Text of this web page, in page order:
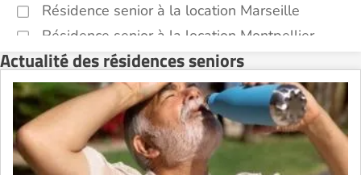
Résidence senior à la location Marseille
Résidence senior à la location Montpellier
Résidence senior à la location Montélimar
Résidence senior à la location Nantes
Résidence senior à la location Nîmes
Résidence senior à la location Orléans
Résidence senior à la location Perpignan
Actualité des résidences seniors